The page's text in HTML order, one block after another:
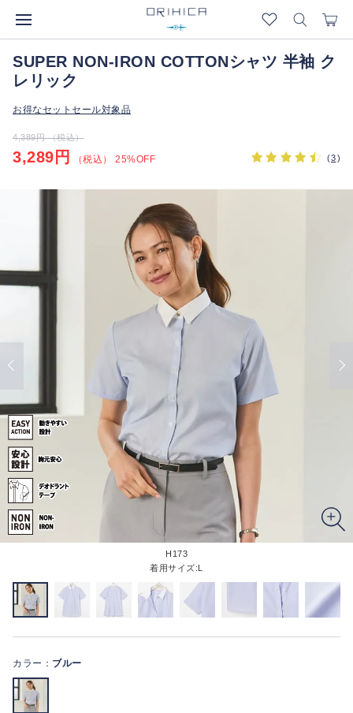
SUPER NON-IRON COTTONシャツ 半袖 ク
レリック
お得なセットセール対象品
4,389円 （税込）
3,289円 （税込） 25%OFF (3)
H173
着用サイズ:L
カラー： ブルー